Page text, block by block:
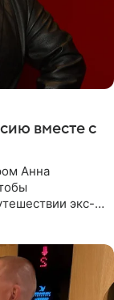
вместе с
Анна
экс-